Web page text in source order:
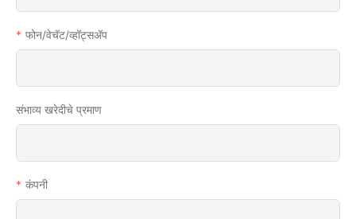
फोन/वेचॅट/व्हॉट्सअ‍ॅप
संभाव्य खरेदीचे प्रमाण
कंपनी